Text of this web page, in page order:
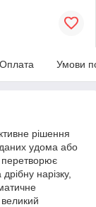
Оплата Умови
рішення
удома або
перетворює
нарізку,